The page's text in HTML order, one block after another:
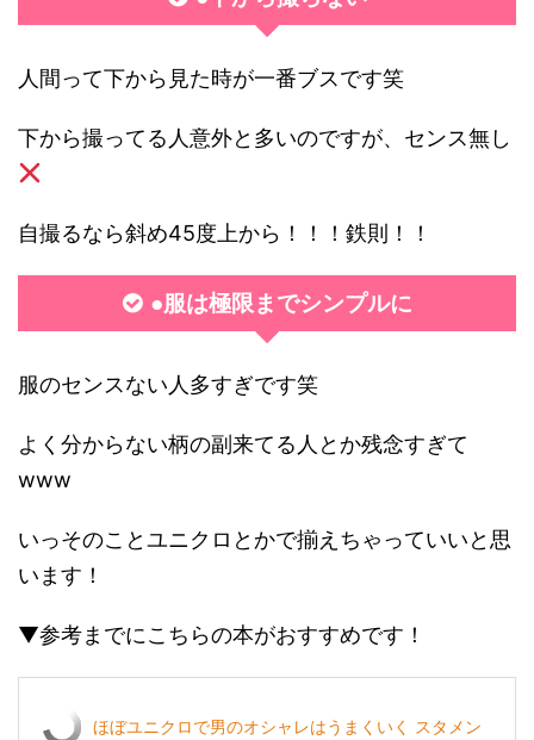
人間って下から見た時が一番ブスです笑
下から撮ってる人意外と多いのですが、センス無し
自撮るなら斜め45度上から！！！鉄則！！
●服は極限までシンプルに
服のセンスない人多すぎです笑
よく分からない柄の副来てる人とか残念すぎて
www
いっそのことユニクロとかで揃えちゃっていいと思
います！
▼参考までにこちらの本がおすすめです！
ほぼユニクロで男のオシャレはうまくいく スタメン